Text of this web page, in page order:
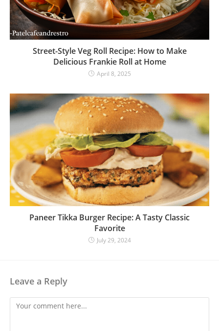
Street-Style Veg Roll Recipe: How to Make
Delicious Frankie Roll at Home
April 8, 2025
Paneer Tikka Burger Recipe: A Tasty Classic
Favorite
July 29, 2024
Leave a Reply